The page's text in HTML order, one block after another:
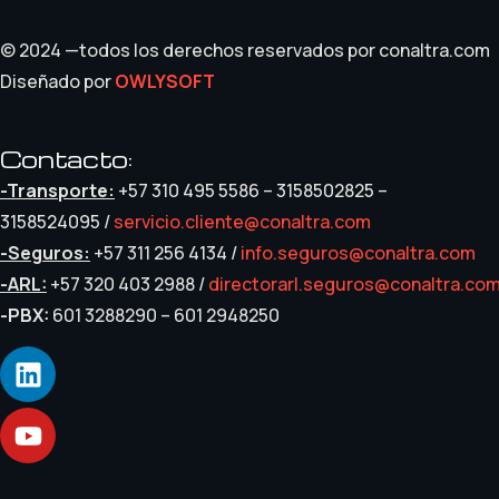
© 2024 —todos los derechos reservados por conaltra.com
Diseñado porOWLYSOFT
Contacto:
-Transporte: +57 310 495 5586 – 3158502825 –
3158524095 /servicio.cliente@conaltra.com
-Seguros: +57 311 256 4134 /info.seguros@conaltra.com
-ARL: +57 320 403 2988 /
-PBX: 601 3288290 – 601 2948250